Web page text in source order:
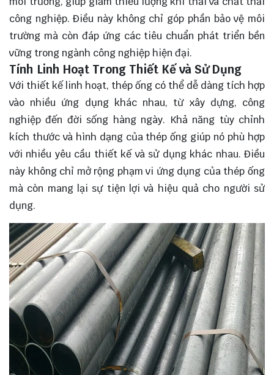
công nghiệp. Điều này không chỉ góp phần bảo vệ môi
trường mà còn đáp ứng các tiêu chuẩn phát triển bền
vững trong ngành công nghiệp hiện đại.
Tính Linh Hoạt Trong Thiết Kế và Sử Dụng
Với thiết kế linh hoạt, thép ống có thể dễ dàng tích hợp
vào nhiều ứng dụng khác nhau, từ xây dựng, công
nghiệp đến đời sống hàng ngày. Khả năng tùy chỉnh
kích thước và hình dạng của thép ống giúp nó phù hợp
với nhiều yêu cầu thiết kế và sử dụng khác nhau. Điều
này không chỉ mở rộng phạm vi ứng dụng của thép ống
mà còn mang lại sự tiện lợi và hiệu quả cho người sử
dụng.